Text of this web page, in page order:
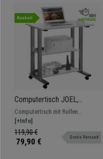
Neuheit
Computertisch JOEL,
80x50x77cm, mit Rollen,
Metall und Holz, Farbe Weiß
Computertisch mit Rollen
Abmessungen 80x50x77cm,
Kompaktes Modell,
transportfähig.
[+Info]
119,90 €
79,90 € Gratis Versand